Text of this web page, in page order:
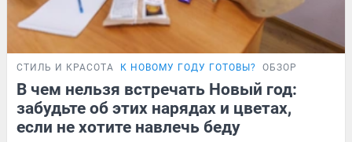
СТИЛЬ И КРАСОТА К НОВОМУ ГОДУ ГОТОВЫ? ОБЗОР
В чем нельзя встречать Новый год:
забудьте об этих нарядах и цветах,
если не хотите навлечь беду